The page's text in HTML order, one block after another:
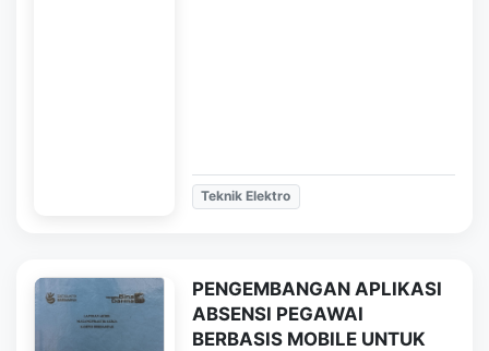
Teknik Elektro
PENGEMBANGAN APLIKASI
ABSENSI PEGAWAI
BERBASIS MOBILE UNTUK